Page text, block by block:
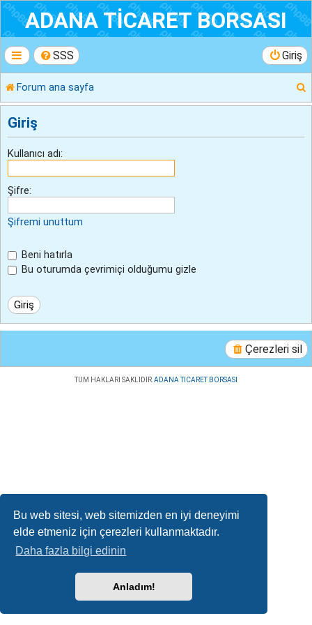
Bu web sitesi, web sitemizden en iyi deneyimi
elde etmeniz için çerezleri kullanmaktadır.
Daha fazla bilgi edinin
Anladım!
ADANA TİCARET BORSASI
SSS Giriş
Forum ana sayfa
r
Giriş
Kullanıcı adı:
Şifre:
Şifremi unuttum
Beni hatırla
Bu oturumda çevrimiçi olduğumu gizle
Çerezleri sil
TUM HAKLARI SAKLIDIR. ADANA TICARET BORSASI